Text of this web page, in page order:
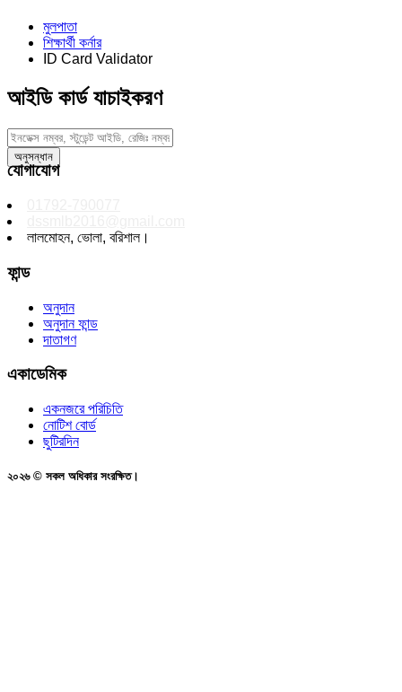
মুলপাতা
শিক্ষার্থী কর্নার
ID Card Validator
আইডি কার্ড যাচাইকরণ
যোগাযোগ
লালমোহন, ভোলা, বরিশাল।
ফান্ড
অনুদান
অনুদান ফান্ড
দাতাগণ
একাডেমিক
একনজরে পরিচিতি
নোটিশ বোর্ড
ছুটিরদিন
২০২৬ © সকল অধিকার সংরক্ষিত।